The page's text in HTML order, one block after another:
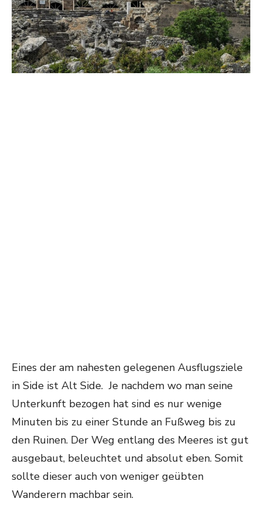
Eines der am nahesten gelegenen Ausflugsziele
in Side ist Alt Side. Je nachdem wo man seine
Unterkunft bezogen hat sind es nur wenige
Minuten bis zu einer Stunde an Fußweg bis zu
den Ruinen. Der Weg entlang des Meeres ist gut
ausgebaut, beleuchtet und absolut eben. Somit
sollte dieser auch von weniger geübten
Wanderern machbar sein.